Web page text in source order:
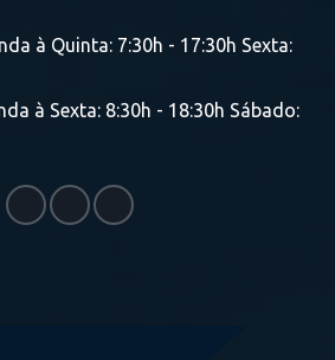
à Quinta: 7:30h - 17:30h Sexta:
à Sexta: 8:30h - 18:30h Sábado: